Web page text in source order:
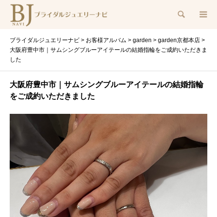
検索
ブライダルジュエリーナビ > お客様アルバム > garden > garden京都本店 >
大阪府豊中市｜サムシングブルーアイテールの結婚指輪をご成約いただきま
した
大阪府豊中市｜サムシングブルーアイテールの結婚指輪
をご成約いただきました